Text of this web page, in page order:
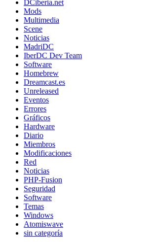
DCiberia.net
Mods
Multimedia
Scene
Noticias
MadriDC
IberDC Dev Team
Software
Homebrew
Dreamcast.es
Unreleased
Eventos
Errores
Gráficos
Hardware
Diario
Miembros
Modificaciones
Red
Noticias
PHP-Fusion
Seguridad
Software
Temas
Windows
Atomiswave
sin categoría